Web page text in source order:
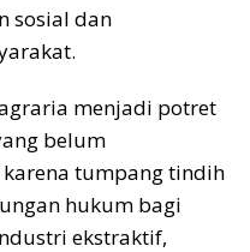
sosial dan
menjadi potret
belum
tumpang tindih
hukum bagi
ekstraktif,